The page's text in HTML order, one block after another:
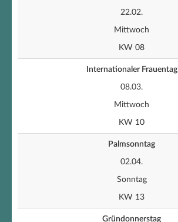
22.02.
Mittwoch
KW 08
Internationaler Frauentag
08.03.
Mittwoch
KW 10
Palmsonntag
02.04.
Sonntag
KW 13
Gründonnerstag